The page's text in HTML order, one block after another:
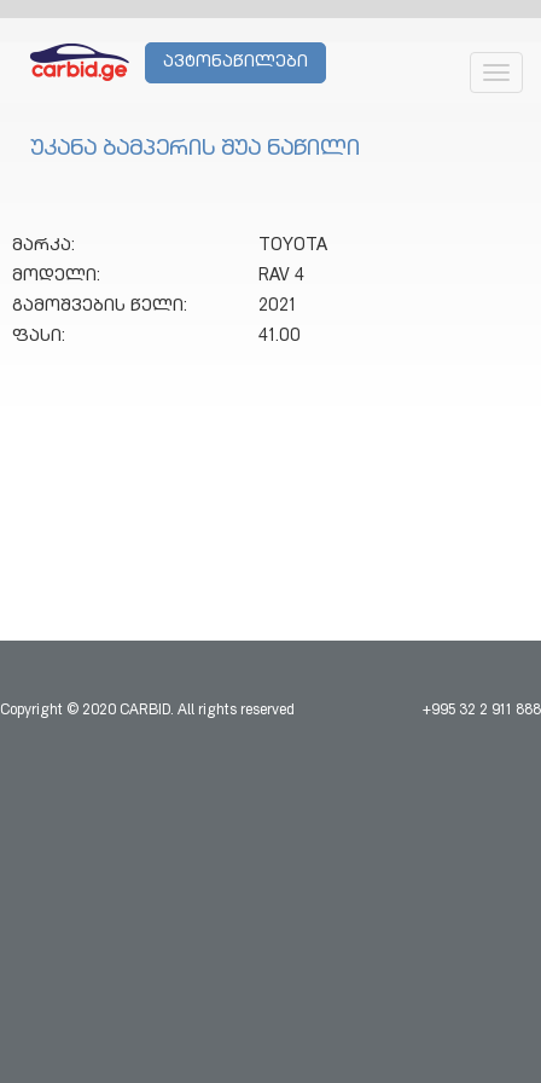
ავტონაწილები
უკანა ბამპერის შუა ნაწილი
მარკა:
TOYOTA
მოდელი:
RAV 4
გამოშვების წელი:
2021
ფასი:
41.00
Copyright © 2020 CARBID. All rights reserved +995 32 2 911 888